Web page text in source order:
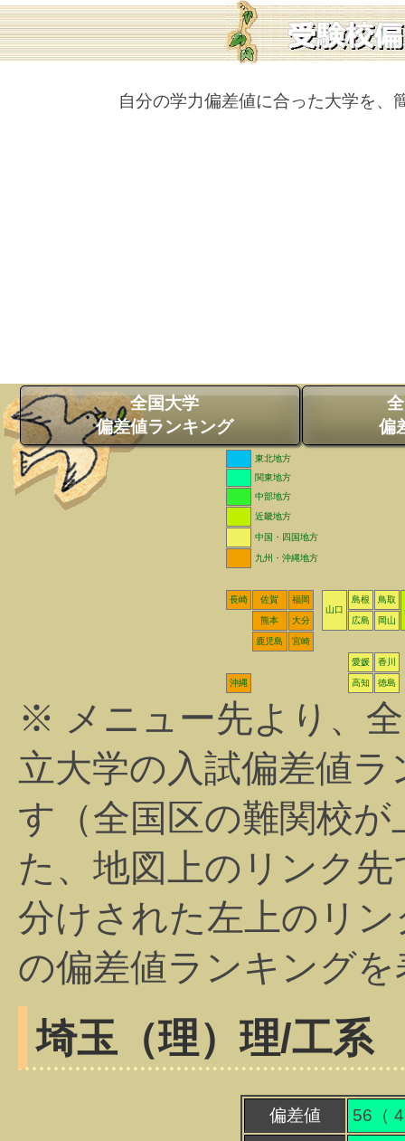
自分の学力偏差値に合った大学を、
全国大学
偏差値ランキング
偏
東北地方
関東地方
中部地方
近畿地方
中国・四国地方
九州・沖縄地方
長崎 佐賀
福岡
山口
島根
鳥取
熊本
大分 広島 岡山
鹿児島 宮崎
愛媛 香川
沖縄 高知 徳島
※ メニュー先より、
立大学の入試偏差値
す（全国区の難関校
た、地図上のリンク
分けされた左上のリ
の偏差値ランキング
埼玉（理）理/工系
偏差値 56（ 4